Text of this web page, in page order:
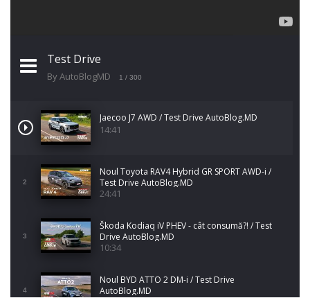
Test Drive
By AutoBlogMD 1 / 300
Jaecoo J7 AWD / Test Drive AutoBlog.MD
14:41
2
Noul Toyota RAV4 Hybrid GR SPORT AWD-i /
Test Drive AutoBlog.MD
24:41
3
Škoda Kodiaq iV PHEV - cât consumă?! / Test
Drive AutoBlog.MD
10:34
4
Noul BYD ATTO 2 DM-i / Test Drive
AutoBlog.MD
17:35